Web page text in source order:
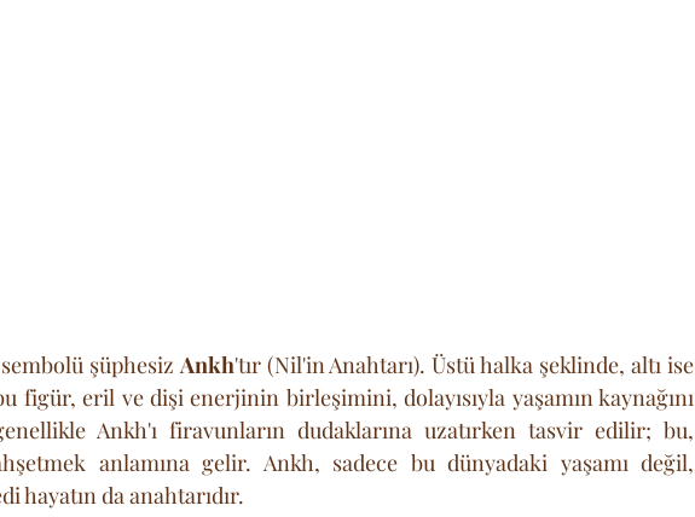
sembolü şüphesiz Ankh'tır (Nil'in Anahtarı). Üstü halka şeklinde, altı ise
figür, eril ve dişi enerjinin birleşimini, dolayısıyla yaşamın kaynağını
Ankh'ı firavunların dudaklarına uzatırken tasvir edilir; bu,
anlamına gelir. Ankh, sadece bu dünyadaki yaşamı değil,
hayatın da anahtarıdır.